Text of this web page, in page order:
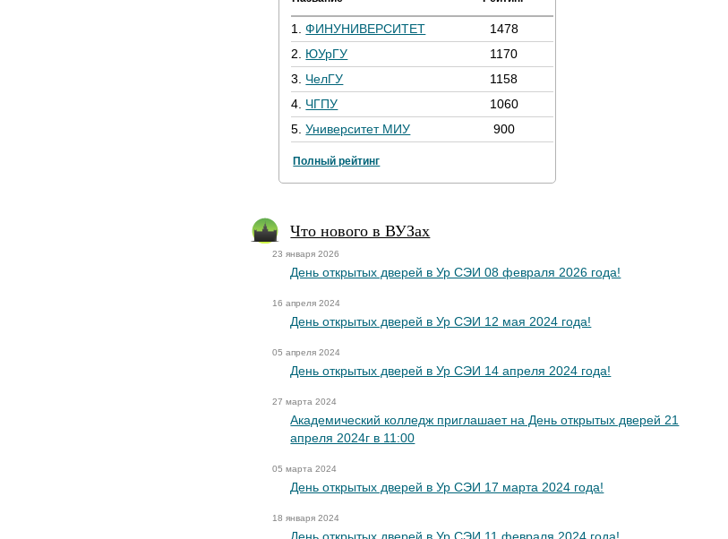
1.ФИНУНИВЕРСИТЕТ
1478
2. ЮУрГУ
1170
3. ЧелГУ
1158
4. ЧГПУ
1060
5.Университет МИУ 900
Полный рейтинг
Что нового в ВУЗах
23 января 2026
День открытых дверей в Ур СЭИ 08 февраля 2026 года!
16 апреля 2024
День открытых дверей в Ур СЭИ 12 мая 2024 года!
05 апреля 2024
День открытых дверей в Ур СЭИ 14 апреля 2024 года!
27 марта 2024
Академический колледж приглашает на День открытых дверей 21
апреля 2024г в 11:00
05 марта 2024
День открытых дверей в Ур СЭИ 17 марта 2024 года!
18 января 2024